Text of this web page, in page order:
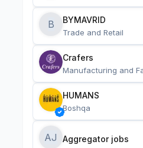
B BYMAVRID
Trade and Retail
Crafers
Manufacturing and
HUMANS
Boshqa
AJ Aggregator jobs